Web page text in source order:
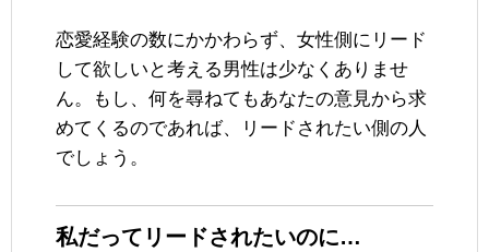
恋愛経験の数にかかわらず、女性側にリード
して欲しいと考える男性は少なくありませ
ん。もし、何を尋ねてもあなたの意見から求
めてくるのであれば、リードされたい側の人
でしょう。
私だってリードされたいのに…